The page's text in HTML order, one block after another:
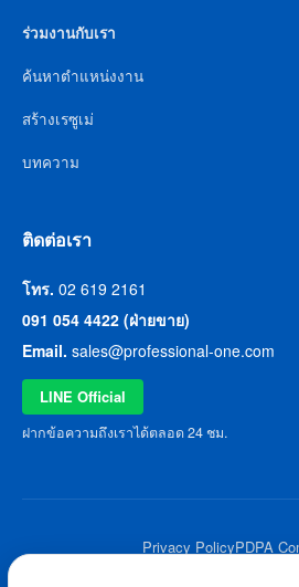
ร่วมงานกับเรา
ค้นหาตำแหน่งงาน
สร้างเรซูเม่
บทความ
ติดต่อเรา
โทร. 02 619 2161
091 054 4422 (ฝ่ายขาย)
Email. sales@professional-one.com
LINE Official
ฝากข้อความถึงเราได้ตลอด 24 ชม.
Privacy PolicyPDPA